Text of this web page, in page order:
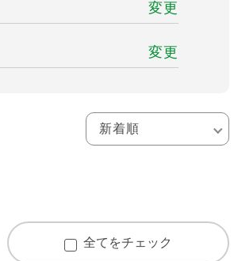
変更
変更
全てをチェック